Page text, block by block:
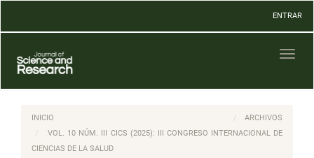
Contenido
Barra
lateral
ENTRAR
INICIO
ARCHIVOS
VOL. 10 NÚM. III CICS (2025): III CONGRESO INTERNACIONAL DE
CIENCIAS DE LA SALUD